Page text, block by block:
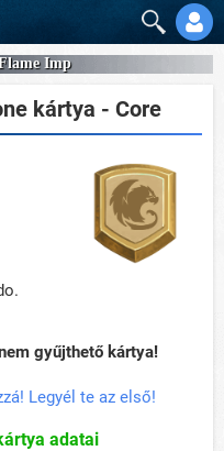
Imp
kártya - Core
gyűjthető kártya!
Legyél te az első!
adatai